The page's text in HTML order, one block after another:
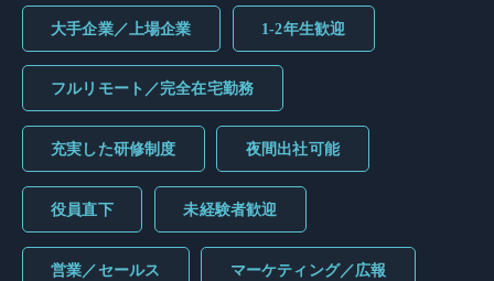
大手企業／上場企業 1-2年生歓迎
フルリモート／完全在宅勤務
充実した研修制度 夜間出社可能
役員直下 未経験者歓迎
営業／セールス マーケティング／広報